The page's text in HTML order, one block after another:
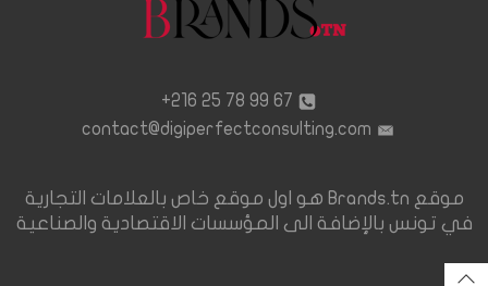
67 99 78 25 216+
contact@digiperfectconsulting.com
موقع Brands.tn هو اول موقع خاص بالعلامات التجارية
في تونس بالإضافة الى المؤسسات الاقتصادية والصناعية